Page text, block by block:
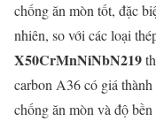
chống ăn mòn tốt, đặc
nhiên, so với các loại
X50CrMnNiNbN219
carbon A36 có giá
chống ăn mòn và độ